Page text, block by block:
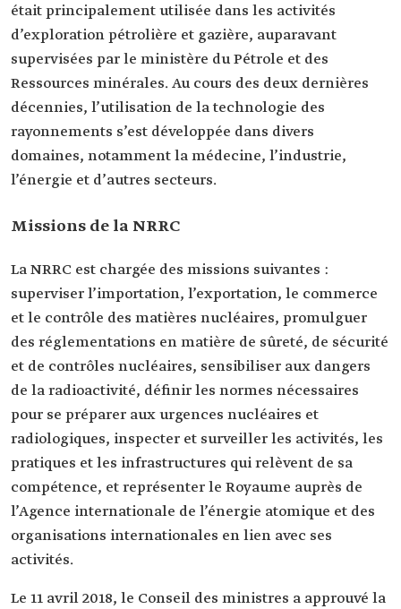
était principalement utilisée dans les activités
d’exploration pétrolière et gazière, auparavant
supervisées par le ministère du Pétrole et des
Ressources minérales. Au cours des deux dernières
décennies, l’utilisation de la technologie des
rayonnements s’est développée dans divers
domaines, notamment la médecine, l’industrie,
l’énergie et d’autres secteurs.
Missions de la NRRC
La NRRC est chargée des missions suivantes :
superviser l’importation, l’exportation, le commerce
et le contrôle des matières nucléaires, promulguer
des réglementations en matière de sûreté, de sécurité
et de contrôles nucléaires, sensibiliser aux dangers
de la radioactivité, définir les normes nécessaires
pour se préparer aux urgences nucléaires et
radiologiques, inspecter et surveiller les activités, les
pratiques et les infrastructures qui relèvent de sa
compétence, et représenter le Royaume auprès de
l’Agence internationale de l’énergie atomique et des
organisations internationales en lien avec ses
activités.
Le 11 avril 2018, le Conseil des ministres a approuvé la